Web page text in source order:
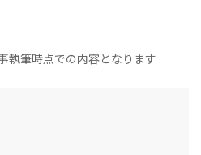
執筆時点での内容となります